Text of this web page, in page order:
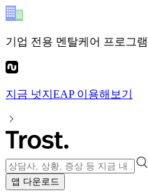
기업 전용 멘탈케어 프로그램
지금 넛지EAP이용해보기
앱 다운로드